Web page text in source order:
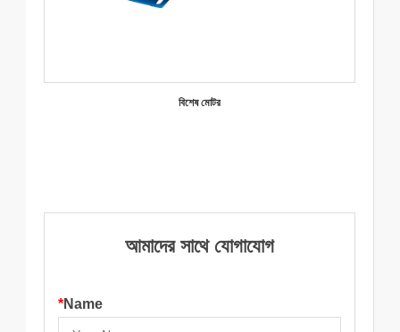
বিশেষ মোটর
আমাদের সাথে যোগাযোগ
*Name